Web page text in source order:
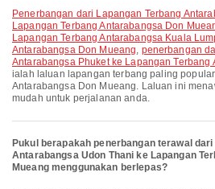
penerbangan dari Lapangan Terbang Antarabangsa Chiang Mai ke
Lapangan Terbang Antarabangsa Don
Lapangan Terbang Antarabangsa Kuala
Antarabangsa Don Mueang, penerbangan
Antarabangsa Phuket ke Lapangan Terbang
ialah laluan lapangan terbang paling
Antarabangsa Don Mueang. Laluan ini
mudah untuk perjalanan anda.
Pukul berapakah penerbangan terawal
Antarabangsa Udon Thani ke Lapangan
Mueang menggunakan berlepas?